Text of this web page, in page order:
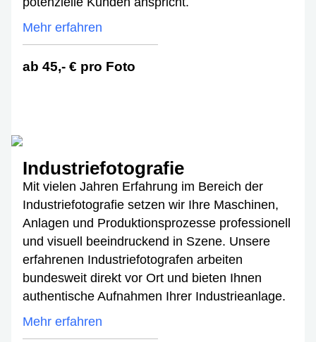
Mehr erfahren
ab 45,- € pro Foto
Industriefotografie
Mit vielen Jahren Erfahrung im Bereich der
Industriefotografie setzen wir Ihre Maschinen,
Anlagen und Produktionsprozesse professionell
und visuell beeindruckend in Szene. Unsere
erfahrenen Industriefotografen arbeiten
bundesweit direkt vor Ort und bieten Ihnen
authentische Aufnahmen Ihrer Industrieanlage.
Mehr erfahren